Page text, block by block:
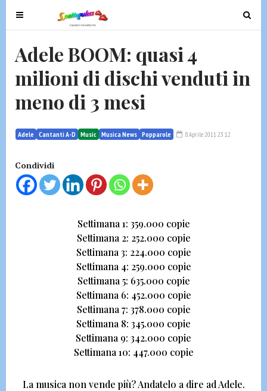
T
o
g
e
n
v
i
a
t
T
o
e
Adele BOOM: quasi 4
milioni di dischi venduti in
meno di 3 mesi
Adele Cantanti A-D Music Musica News Popparole 8 Aprile 2011 23:12
Condividi
Settimana 1: 359.000 copie
Settimana 2: 252.000 copie
Settimana 3: 224.000 copie
Settimana 4: 259.000 copie
Settimana 5: 635.000 copie
Settimana 6: 452.000 copie
Settimana 7: 378.000 copie
Settimana 8: 345.000 copie
Settimana 9: 342.000 copie
Settimana 10: 447.000 copie
La musica non vende più?Andatelo a dire ad Adele.